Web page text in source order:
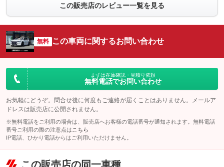
この販売店のレビュー一覧を見る
無料 この車両に関するお問い合わせ
まずは在庫確認・見積り依頼
無料電話でお問い合わせ
お気軽にどうぞ。問合せ後に何度もご連絡が届くことはありません。メールア
ドレスは販売店に公開されません。
※無料電話をご利用の場合は、販売店へお客様の電話番号が通知されます。無料電話
番号ご利用の際の注意点は こちら
IP電話、ひかり電話からはご利用いただけません。
この販売店の同一車種